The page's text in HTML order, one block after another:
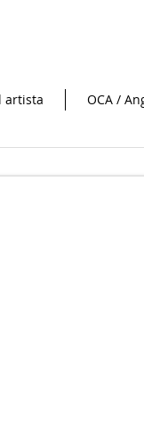
artista OCA /